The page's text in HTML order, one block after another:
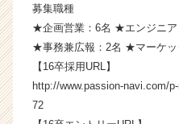
（C
h
募集職種
★企画営業：6名 ★エンジニ
★事務兼広報：2名 ★マーケ
【16卒採用URL】
http://www.passion-navi.com/
72